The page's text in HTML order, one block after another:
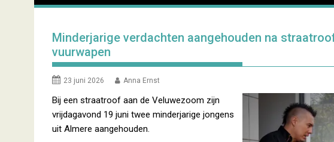
Minderjarige verdachten aangehouden na
vuurwapen
23 juni 2026 Anna Ernst
Bij een straatroof aan de Veluwezoom zijn
vrijdagavond 19 juni twee minderjarige jongens
uit Almere aangehouden.